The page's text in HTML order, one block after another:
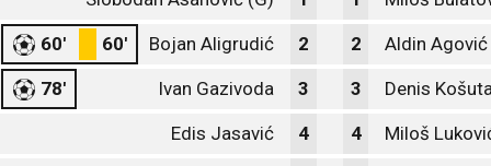
60' 60' Bojan Aligrudić 2 2 Aldin Agović
78' Ivan Gazivoda 3 3 Denis
Edis Jasavić 4 4 Miloš